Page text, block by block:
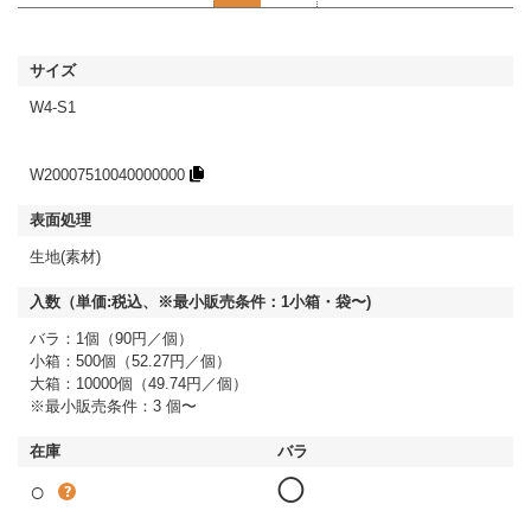
W4-S1
W20007510040000000
生地(素材)
バラ：1個（90円／個）
小箱：500個（52.27円／個）
大箱：10000個（49.74円／個）
※最小販売条件：3 個〜
○ ◯